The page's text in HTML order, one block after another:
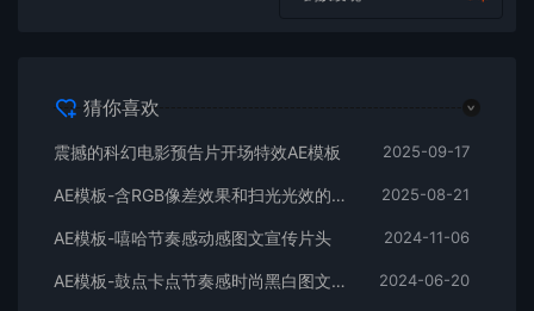
猜你喜欢
震撼的科幻电影预告片开场特效AE模板 2025-09-17
AE模板-含RGB像差效果和扫光光效的快速logo开场 2025-08-21
AE模板-嘻哈节奏感动感图文宣传片头 2024-11-06
AE模板-鼓点卡点节奏感时尚黑白图文排版展示开场片头 2024-06-20